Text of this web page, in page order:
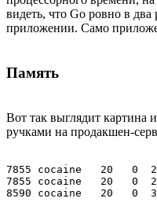
видеть, что Go ровно в
приложении. Само
Память
Вот так выглядит картина
ручками на продакшен-
7855 cocaine   20   0
7855 cocaine   20   0